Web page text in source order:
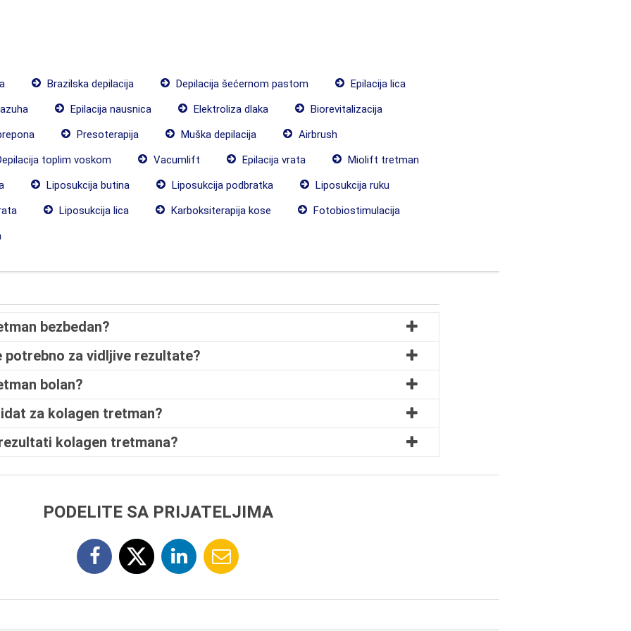
Brazilska depilacija Depilacija šećernom pastom
Epilacija lica
Epilacija nausnica Elektroliza dlaka
Biorevitalizacija
Presoterapija Muška depilacija
Airbrush
toplim voskom
Vacumlift Epilacija vrata
Miolift tretman
Liposukcija butina Liposukcija podbratka
Liposukcija ruku
Liposukcija lica Karboksiterapija kose
Fotobiostimulacija
bezbedan?
za vidljive rezultate?
bolan?
za kolagen tretman?
kolagen tretmana?
PODELITE SA PRIJATELJIMA